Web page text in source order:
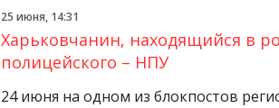
25 июня, 14:31
Харьковчанин, находящийся в
полицейского – НПУ
24 июня на одном из блокпостов